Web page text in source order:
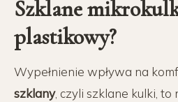
Szklane
plastikowy?
Wypełnienie wpływa na
szklany, czyli szklane kulki,